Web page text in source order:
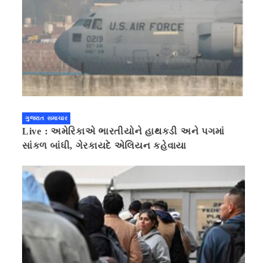
ગુજરાત સમાચાર
Live : અમેરિકાએ ભારતીયોને હાથકડી અને પગમાં
સાંકળ બાંધી, ગેરકાયદે એલિયન કહેવાયા